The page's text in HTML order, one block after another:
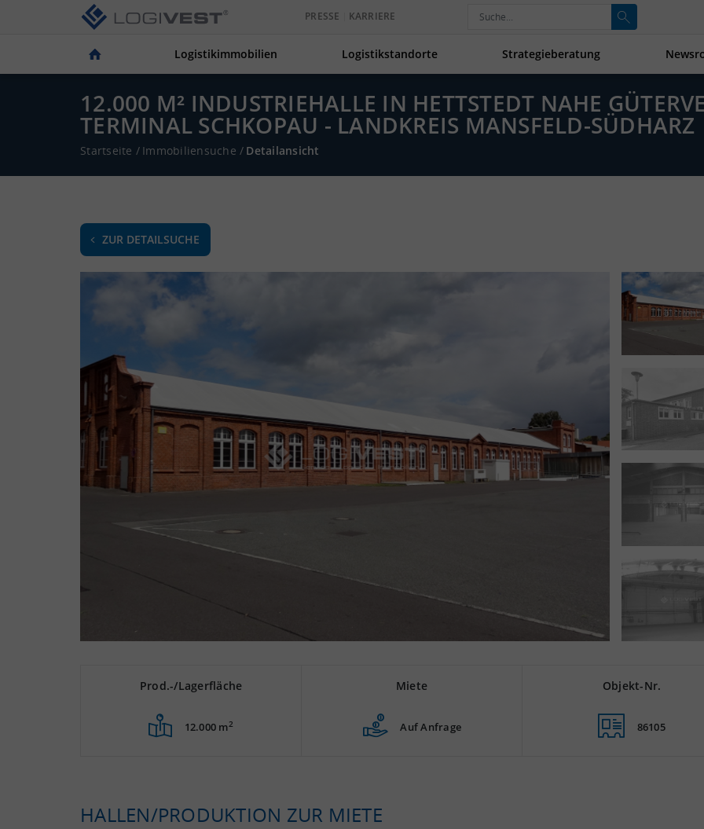
PRESSE KARRIERE
Logistikimmobilien Logistikstandorte Strategieberatung
12.000 M² INDUSTRIEHALLE IN HETTSTEDT NAHE
TERMINAL SCHKOPAU - LANDKREIS MANSFELD-SÜDHARZ
Startseite / Immobiliensuche / Detailansicht
ZUR DETAILSUCHE
Prod.-/Lagerfläche
12.000 m2
Miete
Auf Anfrage
Objekt-Nr.
86105
HALLEN/PRODUKTION ZUR MIETE